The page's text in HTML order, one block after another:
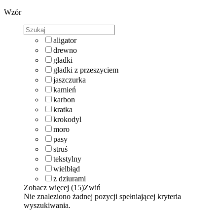
Wzór
aligator
drewno
gładki
gładki z przeszyciem
jaszczurka
kamień
karbon
kratka
krokodyl
moro
pasy
struś
tekstylny
wielbłąd
z dziurami
Zobacz więcej (15)Zwiń
Nie znaleziono żadnej pozycji spełniającej kryteria
wyszukiwania.